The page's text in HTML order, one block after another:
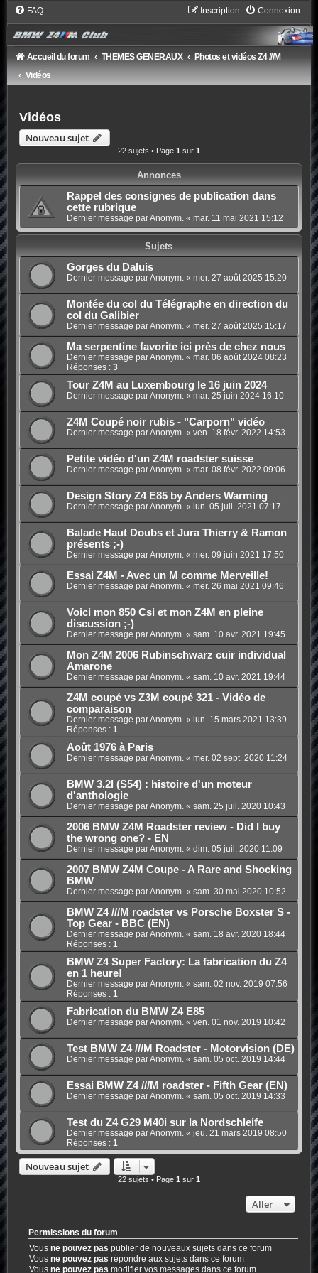
FAQ Connexion
Inscription
Accueil du forum THEMES GENERAUX
Photos et vidéos Z4 ///M
Vidéos
Vidéos
Nouveau sujet
22 sujets • Page 1 sur 1
Annonces
Rappel des consignes de publication dans
cette rubrique
Dernier message par Anonym. « mar. 11 mai 2021 15:12
Sujets
Gorges du Daluis
Dernier message par Anonym. « mer. 27 août 2025 15:20
Montée du col du Télégraphe en direction du
col du Galibier
Dernier message par Anonym. « mer. 27 août 2025 15:17
Ma serpentine favorite ici près de chez nous
Dernier message par Anonym. « mar. 06 août 2024 08:23
Réponses : 3
Tour Z4M au Luxembourg le 16 juin 2024
Dernier message par Anonym. « mar. 25 juin 2024 16:10
Z4M Coupé noir rubis - "Carporn" vidéo
Dernier message par Anonym. « ven. 18 févr. 2022 14:53
Petite vidéo d'un Z4M roadster suisse
Dernier message par Anonym. « mar. 08 févr. 2022 09:06
Design Story Z4 E85 by Anders Warming
Dernier message par Anonym. « lun. 05 juil. 2021 07:17
Balade Haut Doubs et Jura Thierry & Ramon
présents ;-)
Dernier message par Anonym. « mer. 09 juin 2021 17:50
Essai Z4M - Avec un M comme Merveille!
Dernier message par Anonym. « mer. 26 mai 2021 09:46
Voici mon 850 Csi et mon Z4M en pleine
discussion ;-)
Dernier message par Anonym. « sam. 10 avr. 2021 19:45
Mon Z4M 2006 Rubinschwarz cuir individual
Amarone
Dernier message par Anonym. « sam. 10 avr. 2021 19:44
Z4M coupé vs Z3M coupé 321 - Vidéo de
comparaison
Dernier message par Anonym. « lun. 15 mars 2021 13:39
Réponses : 1
Août 1976 à Paris
Dernier message par Anonym. « mer. 02 sept. 2020 11:24
BMW 3.2l (S54) : histoire d'un moteur
d'anthologie
Dernier message par Anonym. « sam. 25 juil. 2020 10:43
2006 BMW Z4M Roadster review - Did I buy
the wrong one? - EN
Dernier message par Anonym. « dim. 05 juil. 2020 11:09
2007 BMW Z4M Coupe - A Rare and Shocking
BMW
Dernier message par Anonym. « sam. 30 mai 2020 10:52
BMW Z4 ///M roadster vs Porsche Boxster S -
Top Gear - BBC (EN)
Dernier message par Anonym. « sam. 18 avr. 2020 18:44
Réponses : 1
BMW Z4 Super Factory: La fabrication du Z4
en 1 heure!
Dernier message par Anonym. « sam. 02 nov. 2019 07:56
Réponses : 1
Fabrication du BMW Z4 E85
Dernier message par Anonym. « ven. 01 nov. 2019 10:42
Test BMW Z4 ///M Roadster - Motorvision (DE)
Dernier message par Anonym. « sam. 05 oct. 2019 14:44
Essai BMW Z4 ///M roadster - Fifth Gear (EN)
Dernier message par Anonym. « sam. 05 oct. 2019 14:33
Test du Z4 G29 M40i sur la Nordschleife
Dernier message par Anonym. « jeu. 21 mars 2019 08:50
Réponses : 1
Nouveau sujet
22 sujets • Page 1 sur 1
Aller
Permissions du forum
Vousne pouvez pas publier de nouveaux sujets dans ce forum
Vousne pouvez pas répondre aux sujets dans ce forum
Vousne pouvez pas modifier vos messages dans ce forum